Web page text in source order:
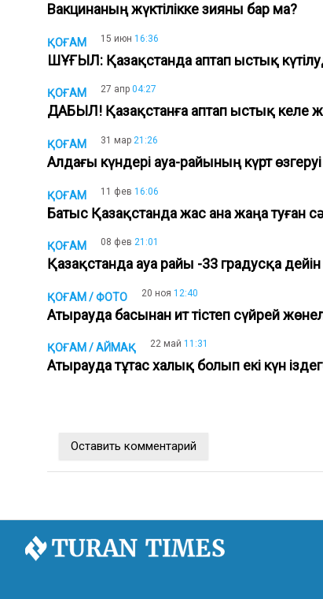
Вакцинаның жүктілікке зияны бар ма?
ҚОҒАМ 15 июн 16:36
ШҰҒЫЛ: Қазақстанда аптап ыстық
ҚОҒАМ 27 апр 04:27
ДАБЫЛ! Қазақстанға аптап ыстық келе
ҚОҒАМ 31 мар 21:26
Алдағы күндері ауа-райының күрт
ҚОҒАМ 11 фев 16:06
Батыс Қазақстанда жас ана жаңа туған
ҚОҒАМ 08 фев 21:01
Қазақстанда ауа райы -33 градусқа
ҚОҒАМ / ФОТО 20 ноя 12:40
Атырауда басынан ит тістеп сүйрей
ҚОҒАМ / АЙМАҚ 22 май 11:31
Атырауда тұтас халық болып екі күн
Оставить комментарий